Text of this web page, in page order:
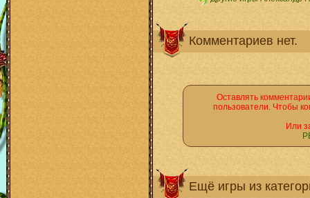
Комментариев нет.
Оставлять
пользователи. Чтобы
Или
Ещё игры из